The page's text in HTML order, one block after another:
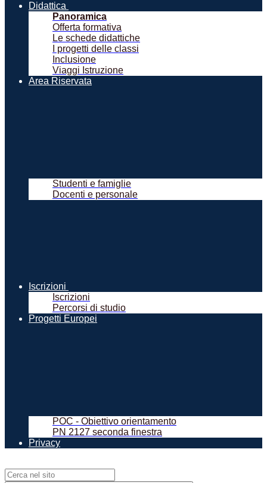
Didattica
Panoramica
Offerta formativa
Le schede didattiche
I progetti delle classi
Inclusione
Viaggi Istruzione
Area Riservata
Studenti e famiglie
Docenti e personale
Iscrizioni
Iscrizioni
Percorsi di studio
Progetti Europei
POC - Obiettivo orientamento
PN 2127 seconda finestra
Privacy